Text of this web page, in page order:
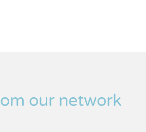
our network